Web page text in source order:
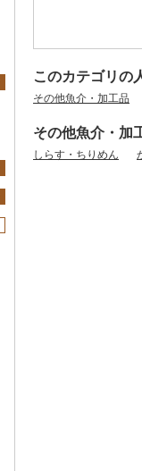
このカテゴリの
その他魚介・加工品
その他魚介・加
しらす・ちりめん